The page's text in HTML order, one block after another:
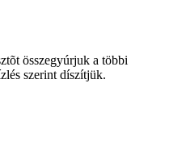
összegyúrjuk a többi
szerint díszítjük.